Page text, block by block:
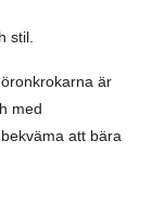
stil.
är
med
att bära